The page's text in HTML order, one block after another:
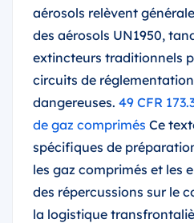
aérosols relèvent
des aérosols UN1950,
extincteurs traditionnels
circuits de
dangereuses. 49 CFR
de gaz comprimés Ce
spécifiques de
les gaz comprimés et les
des répercussions sur le
la logistique